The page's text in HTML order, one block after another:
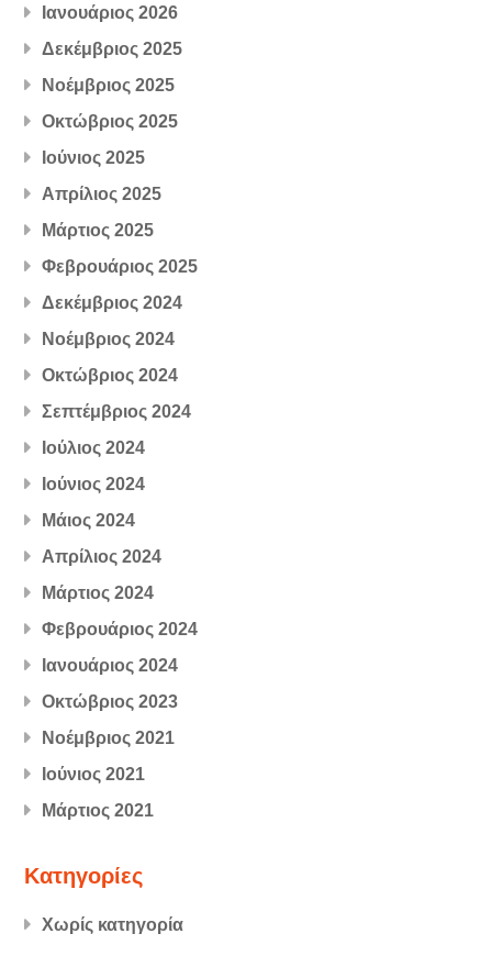
Ιανουάριος 2026
Δεκέμβριος 2025
Νοέμβριος 2025
Οκτώβριος 2025
Ιούνιος 2025
Απρίλιος 2025
Μάρτιος 2025
Φεβρουάριος 2025
Δεκέμβριος 2024
Νοέμβριος 2024
Οκτώβριος 2024
Σεπτέμβριος 2024
Ιούλιος 2024
Ιούνιος 2024
Μάιος 2024
Απρίλιος 2024
Μάρτιος 2024
Φεβρουάριος 2024
Ιανουάριος 2024
Οκτώβριος 2023
Νοέμβριος 2021
Ιούνιος 2021
Μάρτιος 2021
Kατηγορίες
Χωρίς κατηγορία